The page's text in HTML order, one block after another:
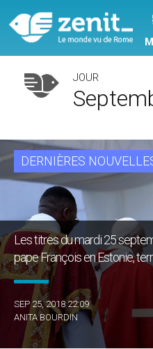
JOUR
DERNIÈRES
Les titres du mardi 25
pape François en Estonie,
SEP 25, 2018 22:09
ANITA BOURDIN